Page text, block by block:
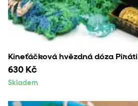
Kineťáčková hvězdná dóza Piráti
630 Kč
Skladem